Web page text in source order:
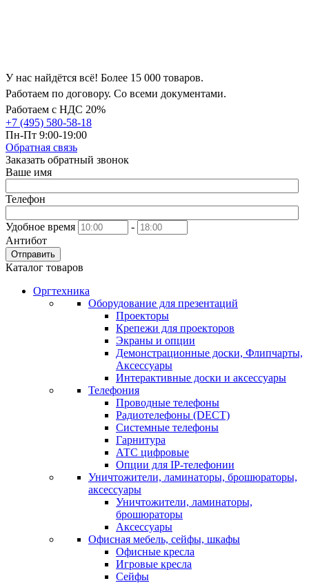
У нас найдётся всё! Более 15 000 товаров.
Работаем по договору. Со всеми документами.
Работаем с НДС 20%
+7 (495) 580-58-18
Пн-Пт 9:00-19:00
Обратная связь
Заказать обратный звонок
Ваше имя
Телефон
Удобное время
-
Антибот
Отправить
Каталог товаров
Оргтехника
Оборудование для презентаций
Проекторы
Крепежи для проекторов
Экраны и опции
Демонстрационные доски, Флипчарты,
Аксессуары
Интерактивные доски и аксессуары
Телефония
Проводные телефоны
Радиотелефоны (DECT)
Системные телефоны
Гарнитура
АТС цифровые
Опции для IP-телефонии
Уничтожители, ламинаторы, брошюраторы,
аксессуары
Уничтожители, ламинаторы,
брошюраторы
Аксессуары
Офисная мебель, сейфы, шкафы
Офисные кресла
Игровые кресла
Сейфы